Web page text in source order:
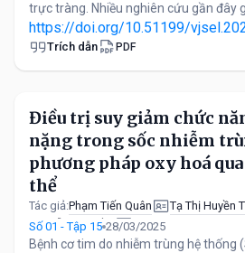
trực tràng. Nhiều nghiên cứu gần đây
https://doi.org/10.51199/
Trích dẫn PDF
Điều trị suy giảm chức
nặng trong sốc nhiễm
phương pháp oxy hoá
thể
Tác giả:Phạm Tiến Quân
Tạ Thị Huyền
Nguyễn Kim Dần
Số 01 - Tập 15 28/03/2025
Bệnh cơ tim do nhiễm trùng hệ thống